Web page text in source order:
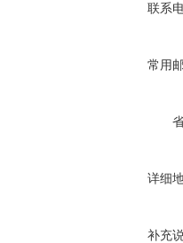
联系
常用
详细
补充